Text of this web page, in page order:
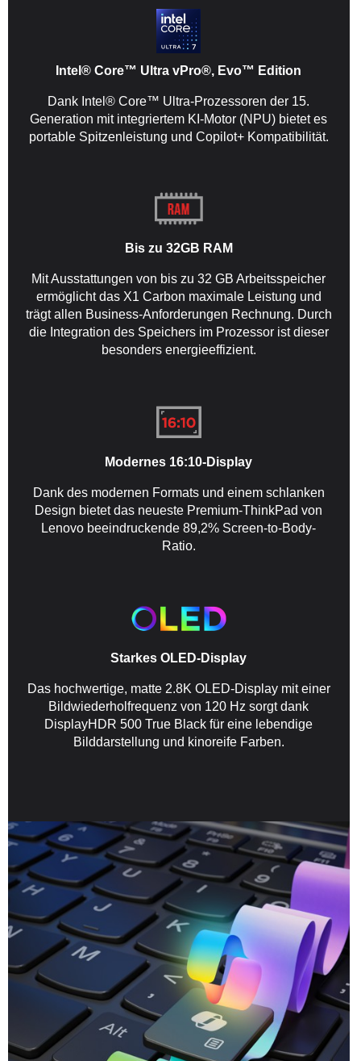
Intel® Core™ Ultra vPro®, Evo™ Edition
Dank Intel® Core™ Ultra-Prozessoren der 15.
Generation mit integriertem KI-Motor (NPU) bietet es
portable Spitzenleistung und Copilot+ Kompatibilität.
Bis zu 32GB RAM
Mit Ausstattungen von bis zu 32 GB Arbeitsspeicher
ermöglicht das X1 Carbon maximale Leistung und
trägt allen Business-Anforderungen Rechnung. Durch
die Integration des Speichers im Prozessor ist dieser
besonders energieeffizient.
Modernes 16:10-Display
Dank des modernen Formats und einem schlanken
Design bietet das neueste Premium-ThinkPad von
Lenovo beeindruckende 89,2% Screen-to-Body-
Ratio.
Starkes OLED-Display
Das hochwertige, matte 2.8K OLED-Display mit einer
Bildwiederholfrequenz von 120 Hz sorgt dank
DisplayHDR 500 True Black für eine lebendige
Bilddarstellung und kinoreife Farben.